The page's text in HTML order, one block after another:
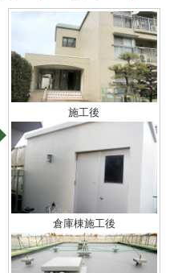
施工後
倉庫棟施工後